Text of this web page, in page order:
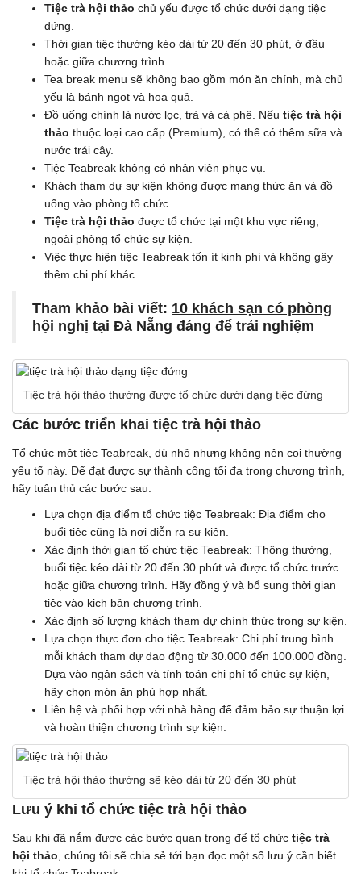
Tiệc trà hội thảo chủ yếu được tổ chức dưới dạng tiệc
đứng.
Thời gian tiệc thường kéo dài từ 20 đến 30 phút, ở đầu
hoặc giữa chương trình.
Tea break menu sẽ không bao gồm món ăn chính, mà chủ
yếu là bánh ngọt và hoa quả.
Đồ uống chính là nước lọc, trà và cà phê. Nếu tiệc trà hội
thảo thuộc loại cao cấp (Premium), có thể có thêm sữa và
nước trái cây.
Tiệc Teabreak không có nhân viên phục vụ.
Khách tham dự sự kiện không được mang thức ăn và đồ
uống vào phòng tổ chức.
Tiệc trà hội thảo được tổ chức tại một khu vực riêng,
ngoài phòng tổ chức sự kiện.
Việc thực hiện tiệc Teabreak tốn ít kinh phí và không gây
thêm chi phí khác.
Tham khảo bài viết: 10 khách sạn có phòng
hội nghị tại Đà Nẵng đáng để trải nghiệm
Tiệc trà hội thảo thường được tổ chức dưới dạng tiệc đứng
Các bước triển khai tiệc trà hội thảo
Tổ chức một tiệc Teabreak, dù nhỏ nhưng không nên coi thường
yếu tố này. Để đạt được sự thành công tối đa trong chương trình,
hãy tuân thủ các bước sau:
Lựa chọn địa điểm tổ chức tiệc Teabreak: Địa điểm cho
buổi tiệc cũng là nơi diễn ra sự kiện.
Xác định thời gian tổ chức tiệc Teabreak: Thông thường,
buổi tiệc kéo dài từ 20 đến 30 phút và được tổ chức trước
hoặc giữa chương trình. Hãy đồng ý và bổ sung thời gian
tiệc vào kịch bản chương trình.
Xác định số lượng khách tham dự chính thức trong sự kiện.
Lựa chọn thực đơn cho tiệc Teabreak: Chi phí trung bình
mỗi khách tham dự dao động từ 30.000 đến 100.000 đồng.
Dựa vào ngân sách và tính toán chi phí tổ chức sự kiện,
hãy chọn món ăn phù hợp nhất.
Liên hệ và phối hợp với nhà hàng để đảm bảo sự thuận lợi
và hoàn thiện chương trình sự kiện.
Tiệc trà hội thảo thường sẽ kéo dài từ 20 đến 30 phút
Lưu ý khi tổ chức tiệc trà hội thảo
Sau khi đã nắm được các bước quan trọng để tổ chức tiệc trà
hội thảo, chúng tôi sẽ chia sẻ tới bạn đọc một số lưu ý cần biết